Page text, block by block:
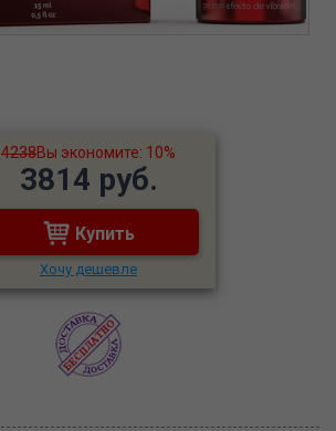
4238Вы экономите: 10%
3814 руб.
Купить
Хочу дешевле